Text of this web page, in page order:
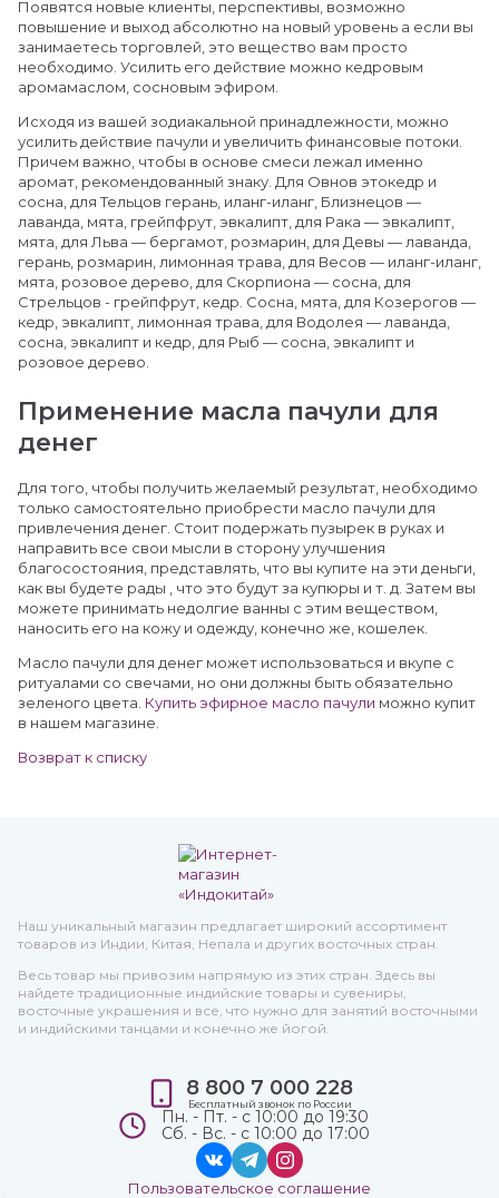
Появятся новые клиенты, перспективы, возможно
повышение и выход абсолютно на новый уровень а если вы
занимаетесь торговлей, это вещество вам просто
необходимо. Усилить его действие можно кедровым
аромамаслом, сосновым эфиром.
Исходя из вашей зодиакальной принадлежности, можно
усилить действие пачули и увеличить финансовые потоки.
Причем важно, чтобы в основе смеси лежал именно
аромат, рекомендованный знаку. Для Овнов этокедр и
сосна, для Тельцов герань, иланг-иланг, Близнецов —
лаванда, мята, грейпфрут, эвкалипт, для Рака — эвкалипт,
мята, для Льва — бергамот, розмарин, для Девы — лаванда,
герань, розмарин, лимонная трава, для Весов — иланг-иланг,
мята, розовое дерево, для Скорпиона — сосна, для
Стрельцов - грейпфрут, кедр. Сосна, мята, для Козерогов —
кедр, эвкалипт, лимонная трава, для Водолея — лаванда,
сосна, эвкалипт и кедр, для Рыб — сосна, эвкалипт и
розовое дерево.
Применение масла пачули для
денег
Для того, чтобы получить желаемый результат, необходимо
только самостоятельно приобрести масло пачули для
привлечения денег. Стоит подержать пузырек в руках и
направить все свои мысли в сторону улучшения
благосостояния, представлять, что вы купите на эти деньги,
как вы будете рады , что это будут за купюры и т. д. Затем вы
можете принимать недолгие ванны с этим веществом,
наносить его на кожу и одежду, конечно же, кошелек.
Масло пачули для денег может использоваться и вкупе с
ритуалами со свечами, но они должны быть обязательно
зеленого цвета. Купить эфирное масло пачули можно купит
в нашем магазине.
Возврат к списку
Наш уникальный магазин предлагает широкий ассортимент
товаров из Индии, Китая, Непала и других восточных стран.
Весь товар мы привозим напрямую из этих стран. Здесь вы
найдете традиционные индийские товары и сувениры,
восточные украшения и все, что нужно для занятий восточными
и индийскими танцами и конечно же йогой.
8 800 7 000 228
Бесплатный звонок по России
Пн. - Пт. - с 10:00 до 19:30
Сб. - Вс. - с 10:00 до 17:00
Пользовательское соглашение